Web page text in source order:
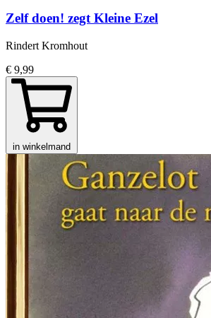
Zelf doen! zegt Kleine Ezel
Rindert Kromhout
€ 9,99
in winkelmand